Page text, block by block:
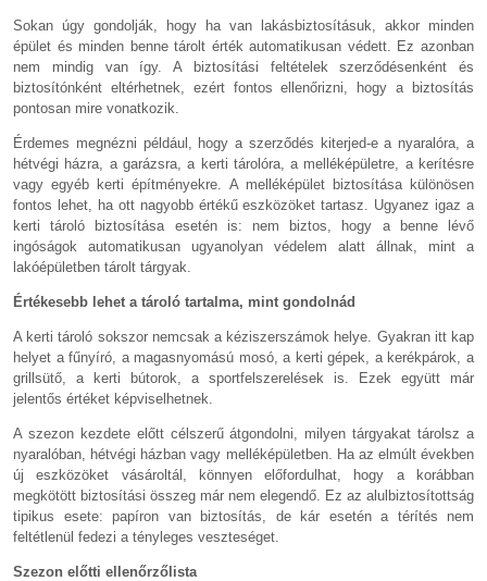
Sokan úgy gondolják, hogy ha van lakásbiztosításuk, akkor minden
épület és minden benne tárolt érték automatikusan védett. Ez azonban
nem mindig van így. A biztosítási feltételek szerződésenként és
biztosítónként eltérhetnek, ezért fontos ellenőrizni, hogy a biztosítás
pontosan mire vonatkozik.
Érdemes megnézni például, hogy a szerződés kiterjed-e a nyaralóra, a
hétvégi házra, a garázsra, a kerti tárolóra, a melléképületre, a kerítésre
vagy egyéb kerti építményekre. A melléképület biztosítása különösen
fontos lehet, ha ott nagyobb értékű eszközöket tartasz. Ugyanez igaz a
kerti tároló biztosítása esetén is: nem biztos, hogy a benne lévő
ingóságok automatikusan ugyanolyan védelem alatt állnak, mint a
lakóépületben tárolt tárgyak.
Értékesebb lehet a tároló tartalma, mint gondolnád
A kerti tároló sokszor nemcsak a kéziszerszámok helye. Gyakran itt kap
helyet a fűnyíró, a magasnyomású mosó, a kerti gépek, a kerékpárok, a
grillsütő, a kerti bútorok, a sportfelszerelések is. Ezek együtt már
jelentős értéket képviselhetnek.
A szezon kezdete előtt célszerű átgondolni, milyen tárgyakat tárolsz a
nyaralóban, hétvégi házban vagy melléképületben. Ha az elmúlt években
új eszközöket vásároltál, könnyen előfordulhat, hogy a korábban
megkötött biztosítási összeg már nem elegendő. Ez az alulbiztosítottság
tipikus esete: papíron van biztosítás, de kár esetén a térítés nem
feltétlenül fedezi a tényleges veszteséget.
Szezon előtti ellenőrzőlista